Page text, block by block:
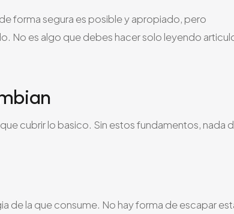
forma segura es posible y apropiado, pero
No es algo que debes hacer solo leyendo
cubrir lo basico. Sin estos fundamentos, nada
de la que consume. No hay forma de escapar